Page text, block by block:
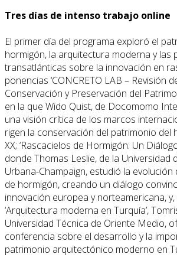
Tres días de intenso trabajo online
El primer día del programa exploró el
hormigón, la arquitectura moderna y las
transatlánticas sobre la innovación en
ponencias ‘CONCRETO LAB – Revisión
Conservación y Preservación del
en la que Wido Quist, de Docomomo
una visión crítica de los marcos
rigen la conservación del patrimonio del
XX; ‘Rascacielos de Hormigón: Un
donde Thomas Leslie, de la Universidad
Urbana-Champaign, estudió la
de hormigón, creando un diálogo
innovación europea y norteamericana,
‘Arquitectura moderna en Turquía’,
Universidad Técnica de Oriente Medio,
conferencia sobre el desarrollo y la
patrimonio arquitectónico moderno en